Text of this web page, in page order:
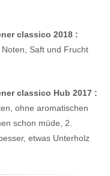
classico 2018 :
Saft und Frucht
classico Hub 2017 :
ohne aromatischen
schon müde, 2.
etwas Unterholz